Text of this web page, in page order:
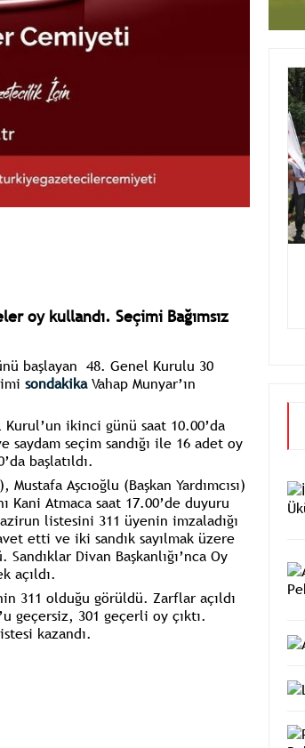
oy kullandı. Seçimi Bağımsız
başlayan 48. Genel Kurulu 30
sondakikaVahap Munyar’ın
ikinci günü saat 10.00’da
saydam seçim sandığı ile 16 adet oy
başlatıldı.
Mustafa Aşcıoğlu (Başkan Yardımcısı)
Kani Atmaca saat 17.00’de duyuru
listesini 311 üyenin imzaladığı
etti ve iki sandık sayılmak üzere
Divan Başkanlığı’nca Oy
açıldı.
311 olduğu görüldü. Zarflar açıldı
geçersiz, 301 geçerli oy çıktı.
kazandı.